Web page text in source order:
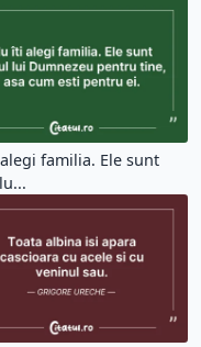
familia. Ele sunt